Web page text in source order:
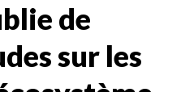
de
sur les